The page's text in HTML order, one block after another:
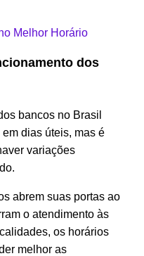
Melhor Horário
dos
bancos no Brasil
dias úteis, mas é
variações
abrem suas portas ao
o atendimento às
os horários
melhor as